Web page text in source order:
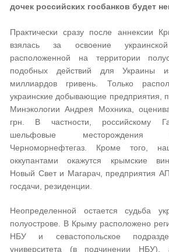
дочек российских госбанков будет
Практически сразу после аннексии
взялась за освоение украинской
расположенной на территории
подобных действий для Украины
миллиардов гривень. Только
украинские добывающие предприятия,
Минэкологии Андрея Мохника,
грн. В частности, российскому
шельфовые месторождения
Черноморнефтегаз. Кроме того,
оккупантами окажутся крымские
Новый Свет и Магарач, предприятия
госдачи, резиденции.
Неопределенной остается судьба
полуострове. В Крыму расположено
НБУ и севастопольское
университета (в подчинении НБУ),